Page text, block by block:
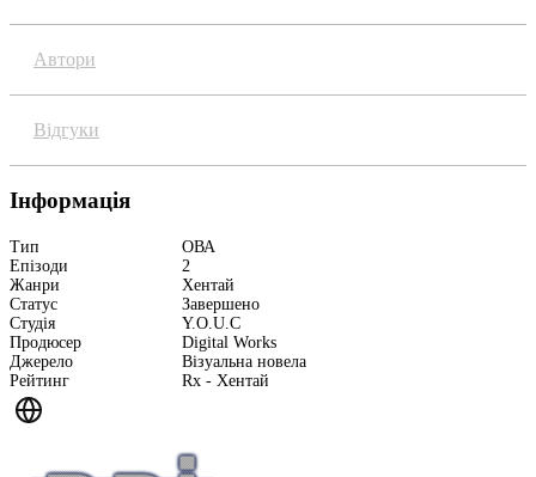
Автори
Відгуки
Інформація
Тип
ОВА
Епізоди
2
Жанри
Хентай
Статус
Завершено
Студія
Y.O.U.C
Продюсер
Digital Works
Джерело
Візуальна новела
Рейтинг
Rx - Хентай